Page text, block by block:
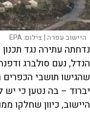
היישוב עפרה | צילום:EPA
נדחתה עתירה נגד
הנדל, נעם סולברג
שהגישו תושבי הכפרים
יברוד – בה נטען כי
היישוב, כיוון שחלקו